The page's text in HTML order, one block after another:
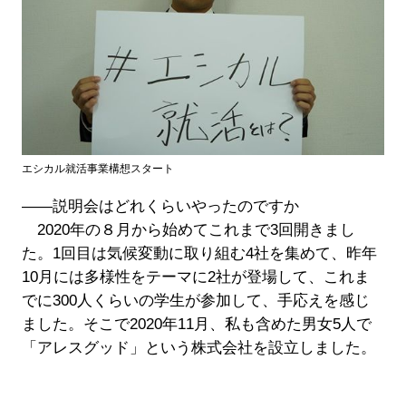
エシカル就活事業構想スタート
――説明会はどれくらいやったのですか
2020年の８月から始めてこれまで3回開きまし
た。1回目は気候変動に取り組む4社を集めて、昨年
10月には多様性をテーマに2社が登場して、これま
でに300人くらいの学生が参加して、手応えを感じ
ました。そこで2020年11月、私も含めた男女5人で
「アレスグッド」という株式会社を設立しました。